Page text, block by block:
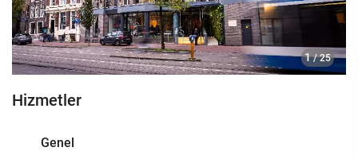
1 / 25
Hizmetler
Genel